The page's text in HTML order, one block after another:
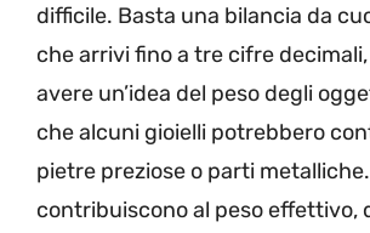
difficile. Basta una bilancia da
che arrivi fino a tre cifre
avere un’idea del peso degli
che alcuni gioielli potrebbero
pietre preziose o parti
contribuiscono al peso effettivo,